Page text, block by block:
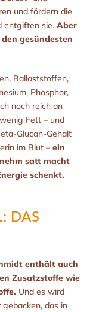
und fördern die
entgiften sie. Aber
gesündesten
Ballaststoffen,
Phosphor,
noch reich an
Fett – und
Glucan-Gehalt
im Blut – ein
satt macht
schenkt.
DAS
enthält auch
Zusatzstoffe wie
Und es wird
das in